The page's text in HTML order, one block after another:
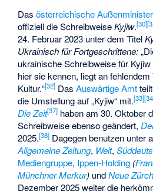
Dasösterreichische
offiziell die SchreibweiseKyjiw.[30][
24. Februar 2023 unter dem Titel
Ukrainisch für Fortgeschrittene:
ukrainische Schreibweise für
hier sie kennen, liegt an
Kultur.“[32] DasAuswärtige Amt
die Umstellung auf „Kyjiw“ mit.[33][34
Die Zeit[37] haben am 30. Oktober
Schreibweise ebenso geändert,
2025.[38] Dagegen benutzen unter
Allgemeine Zeitung, Welt,
Mediengruppe, Ippen-Holding (
Münchner Merkur) undNeue
Dezember 2025 weiter die